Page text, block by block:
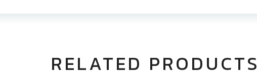
RELATED PRODUCTS